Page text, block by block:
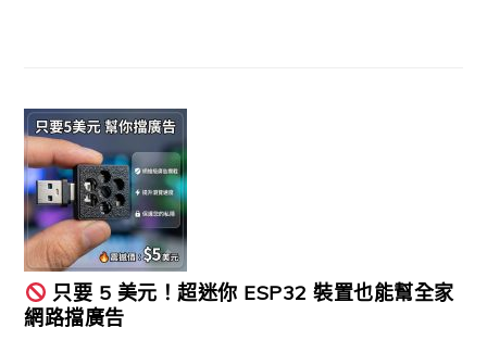
只要 5 美元！超迷你 ESP32 裝置也能幫全家
網路擋廣告